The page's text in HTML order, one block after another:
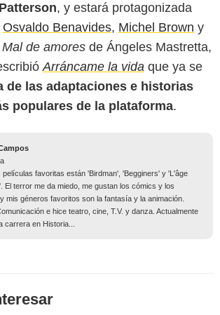
, y estará protagonizada
Osvaldo Benavides, Michel Brown y
Mal de amores de Ángeles Mastretta,
Arráncame la vida que ya se
de las adaptaciones e historias
populares de la plataforma.
películas favoritas están 'Birdman', 'Begginers' y 'L'âge
El terror me da miedo, me gustan los cómics y los
mis géneros favoritos son la fantasía y la animación.
e hice teatro, cine, T.V. y danza. Actualmente
carrera en Historia...